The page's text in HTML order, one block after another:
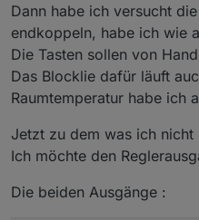
Dann habe ich versucht
endkoppeln, habe ich wie
Die Tasten sollen von
Das Blocklie dafür läuft
Raumtemperatur habe ich
Jetzt zu dem was ich nicht
Ich möchte den
Die beiden Ausgänge :